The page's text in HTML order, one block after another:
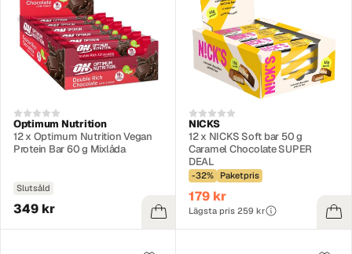
Optimum Nutrition
12 x Optimum Nutrition Vegan
Protein Bar 60 g Mixlåda
Slutsåld
349 kr
NICKS
12 x NICKS Soft bar 50 g
Caramel Chocolate SUPER
DEAL
-32% Paketpris
179 kr
Lägsta pris 259 kr